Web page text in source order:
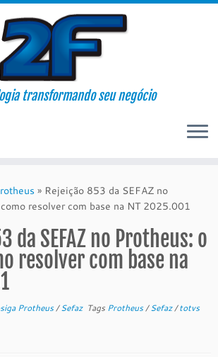
transformando seu negócio
» Rejeição 853 da SEFAZ no
resolver com base na NT 2025.001
da SEFAZ no Protheus: o
resolver com base na
Protheus/Sefaz Tags Protheus/Sefaz/totvs